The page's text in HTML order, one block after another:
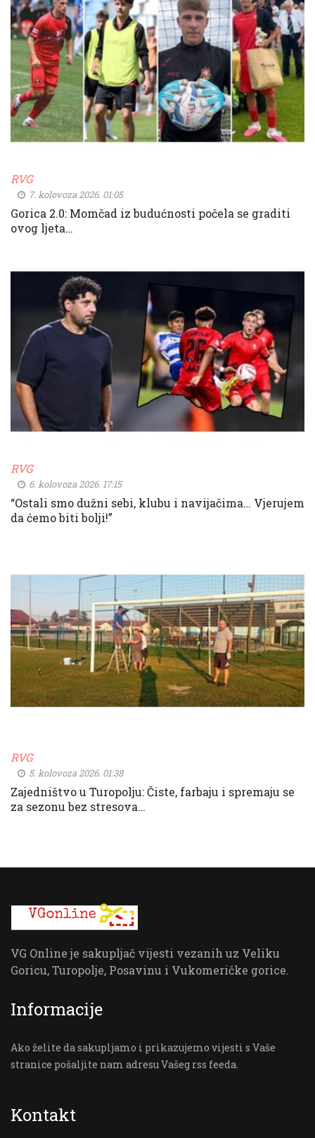
RVG
7. kolovoza 2026. 01:05
Gorica 2.0: Momčad iz budućnosti počela se graditi
ovog ljeta…
RVG
6. kolovoza 2026. 17:15
“Ostali smo dužni sebi, klubu i navijačima… Vjerujem
da ćemo biti bolji!”
RVG
5. kolovoza 2026. 01:38
Zajedništvo u Turopolju: Čiste, farbaju i spremaju se
za sezonu bez stresova…
VG Online je sakupljač vijesti vezanih uz Veliku
Goricu, Turopolje, Posavinu i Vukomeričke gorice.
Informacije
Ako želite da sakupljamo i prikazujemo vijesti s Vaše
stranice pošaljite nam adresu Vašeg rss feeda.
Kontakt